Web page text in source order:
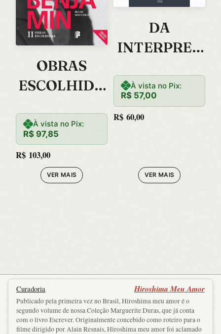
OBRAS
ESCOLHIDA
MAO UNICA
À vista no Pix:
R$ 97,85
R$ 103,00
VER MAIS
DA
INTERPRET
À vista no Pix:
R$ 57,00
R$ 60,00
VER MAIS
Curadoria Hiroshima Meu Amor
Publicado pela primeira vez no Brasil, Hiroshima meu amor é o
segundo volume de nossa Coleção Marguerite Duras, que já conta
com o livro Escrever. Originalmente concebido como roteiro para o
filme dirigido por Alain Resnais, Hiroshima meu amor foi aclamado